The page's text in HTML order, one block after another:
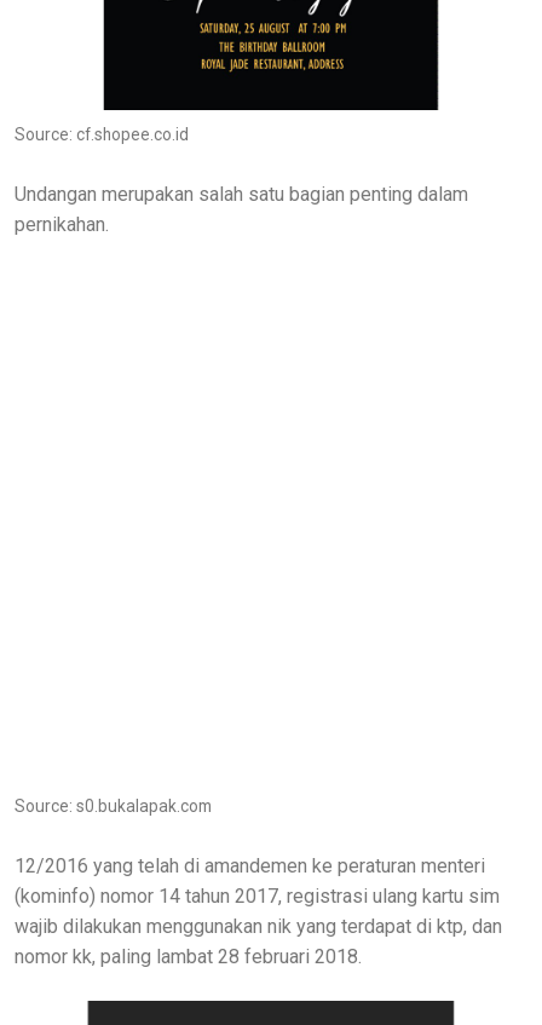
Source: cf.shopee.co.id
Undangan merupakan salah satu bagian penting dalam
pernikahan.
Source: s0.bukalapak.com
12/2016 yang telah di amandemen ke peraturan menteri
(kominfo) nomor 14 tahun 2017, registrasi ulang kartu sim
wajib dilakukan menggunakan nik yang terdapat di ktp, dan
nomor kk, paling lambat 28 februari 2018.